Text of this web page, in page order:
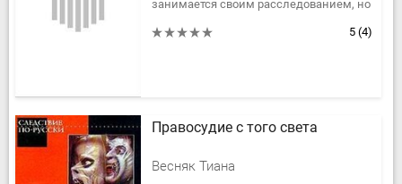
занимается своим расследованием, но
по заданию страховой...
5 (4)
Правосудие с того света
Весняк Тиана